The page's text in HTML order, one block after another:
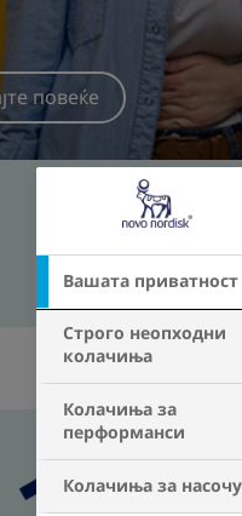
Вашата приватност
Строго неопходни
колачиња
Колачиња за
перформанси
Колачиња за